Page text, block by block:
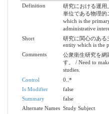
Definition
研究における運用
単位である物理的
which is the
administrative
Short
研究に関心のある
entity which is the
Comments
公衆衛生研究を網
す。 / Need to
studies.
Control
0..*
Is Modifier
false
Summary
false
Alternate Names Study Subject